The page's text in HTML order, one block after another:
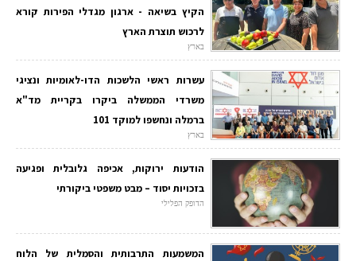
הקיץ בשיאה - ארגון מגדלי הפירות קורא
לרכוש תוצרת הארץ
בארץ
עשרות ראשי הלשכות הדו-לאומיות ונציגי
משרדי הממשלה ביקרו בקריית מד"א
ברמלה ונחשפו למוקד 101
בארץ
הודעות ירוקות, אכיפה גלובלית ופגיעה
בזכויות יסוד – מבט משפטי ביקורתי
הדופק הפלילי
המשמעות התרבותית והסמלית של הלוח